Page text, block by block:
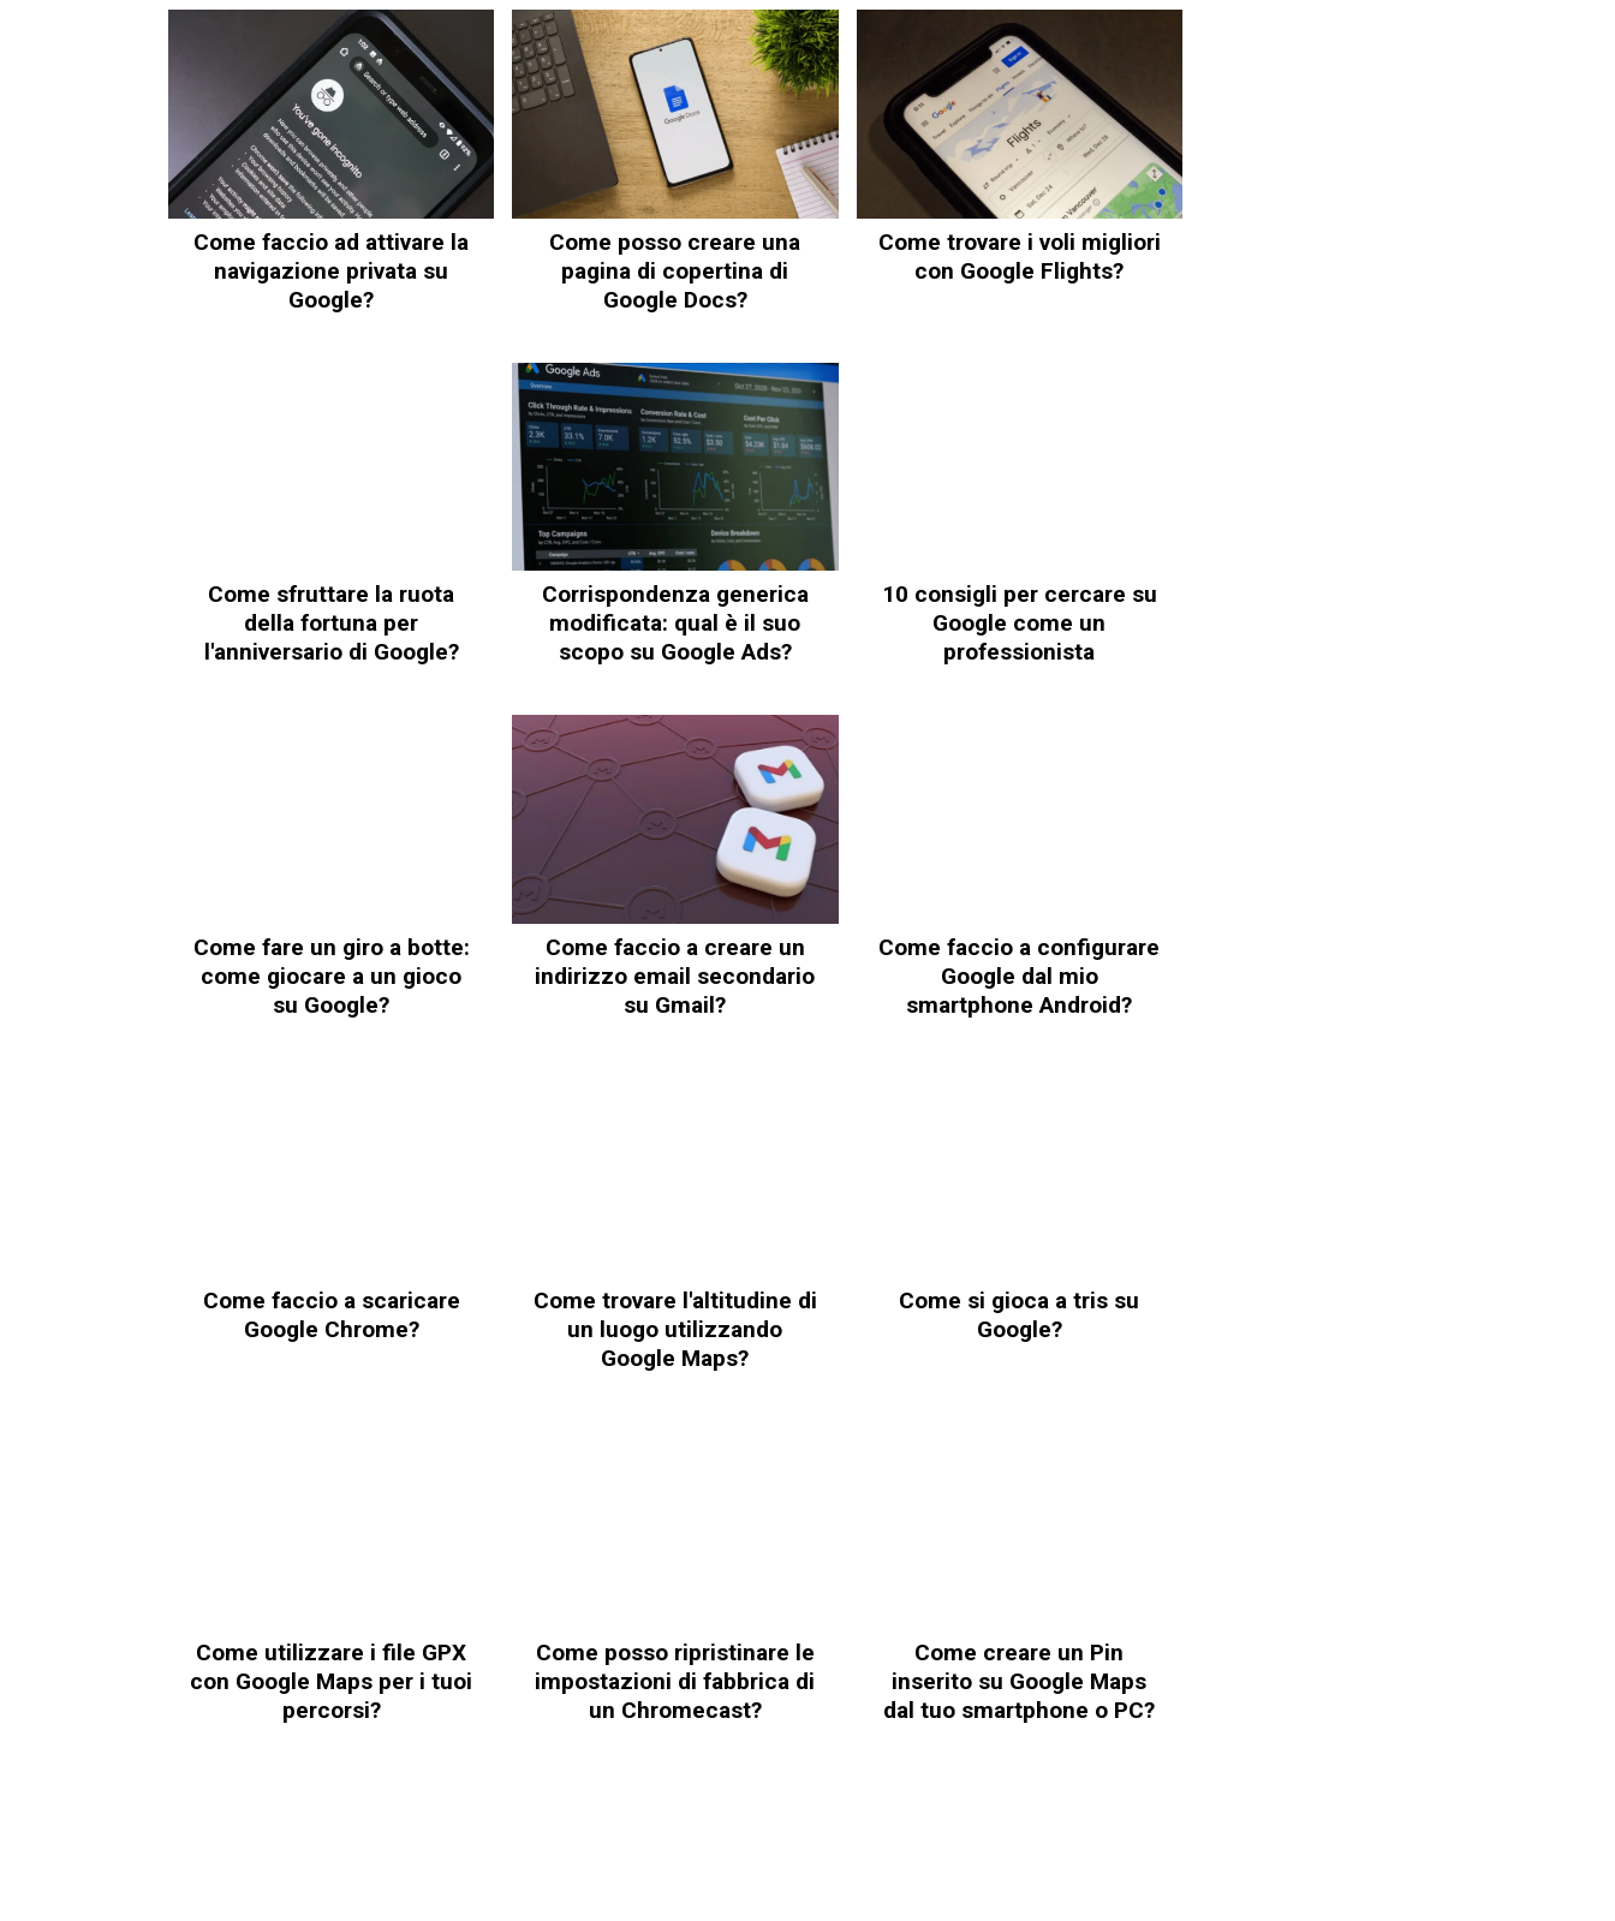
Come faccio ad attivare la
navigazione privata su
Google?
Come posso creare una
pagina di copertina di
Google Docs?
Come trovare i voli migliori
con Google Flights?
Come sfruttare la ruota
della fortuna per
l'anniversario di Google?
Corrispondenza generica
modificata: qual è il suo
scopo su Google Ads?
10 consigli per cercare su
Google come un
professionista
Come fare un giro a botte:
come giocare a un gioco
su Google?
Come faccio a creare un
indirizzo email secondario
su Gmail?
Come faccio a configurare
Google dal mio
smartphone Android?
Come faccio a scaricare
Google Chrome?
Come trovare l'altitudine di
un luogo utilizzando
Google Maps?
Come si gioca a tris su
Google?
Come utilizzare i file GPX
con Google Maps per i tuoi
percorsi?
Come posso ripristinare le
impostazioni di fabbrica di
un Chromecast?
Come creare un Pin
inserito su Google Maps
dal tuo smartphone o PC?